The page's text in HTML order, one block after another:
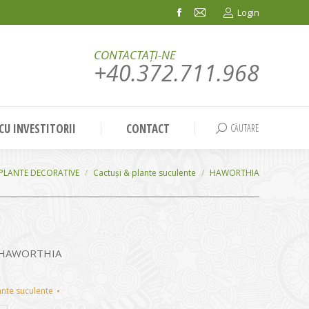
Facebook
in
window
Mail
in
window
Login
CONTACTAȚI-NE
+40.372.711.968
INVESTITORII CONTACT Search:
CĂUTARE
DECORATIVE Cactuși & plante suculente HAWORTHIA
suculente